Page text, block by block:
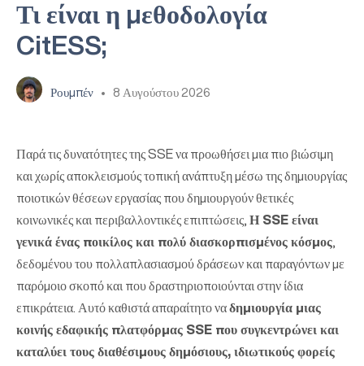
Τι είναι η μεθοδολογία
CitESS;
Ρουμπέν 8 Αυγούστου 2026
Παρά τις δυνατότητες της SSE να προωθήσει μια πιο βιώσιμη
και χωρίς αποκλεισμούς τοπική ανάπτυξη μέσω της δημιουργίας
ποιοτικών θέσεων εργασίας που δημιουργούν θετικές
κοινωνικές και περιβαλλοντικές επιπτώσεις, Η SSE είναι
γενικά ένας ποικίλος και πολύ διασκορπισμένος κόσμος
δεδομένου του πολλαπλασιασμού δράσεων και παραγόντων με
παρόμοιο σκοπό και που δραστηριοποιούνται στην ίδια
επικράτεια. Αυτό καθιστά απαραίτητο ναδημιουργία μιας
κοινής εδαφικής πλατφόρμας SSE που συγκεντρώνει και
καταλύει τους διαθέσιμους δημόσιους, ιδιωτικούς φορείς